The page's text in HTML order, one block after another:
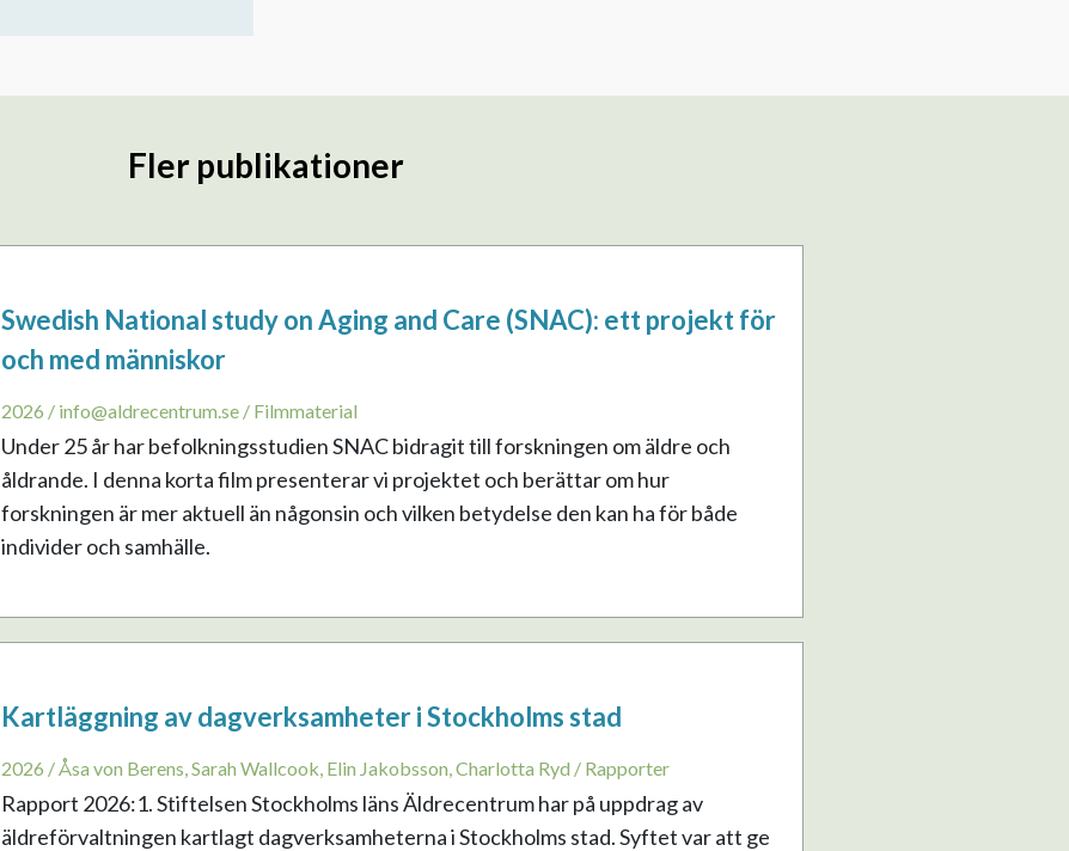
Fler publikationer
Swedish National study on Aging and Care (SNAC): ett projekt för
och med människor
2026 / info@aldrecentrum.se / Filmmaterial
Under 25 år har befolkningsstudien SNAC bidragit till forskningen om äldre och
åldrande. I denna korta film presenterar vi projektet och berättar om hur
forskningen är mer aktuell än någonsin och vilken betydelse den kan ha för både
individer och samhälle.
Kartläggning av dagverksamheter i Stockholms stad
2026 / Åsa von Berens, Sarah Wallcook, Elin Jakobsson, Charlotta Ryd / Rapporter
Rapport 2026:1. Stiftelsen Stockholms läns Äldrecentrum har på uppdrag av
äldreförvaltningen kartlagt dagverksamheterna i Stockholms stad. Syftet var att ge